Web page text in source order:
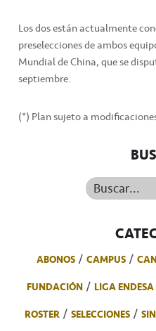
Los dos están actualmente
preselecciones de ambos
Mundial de China, que se
septiembre.
(*) Plan sujeto a
Buscar...
ABONOS CAMPUS
FUNDACIÓN
LIGA ENDESA
ROSTER
SELECCIONES